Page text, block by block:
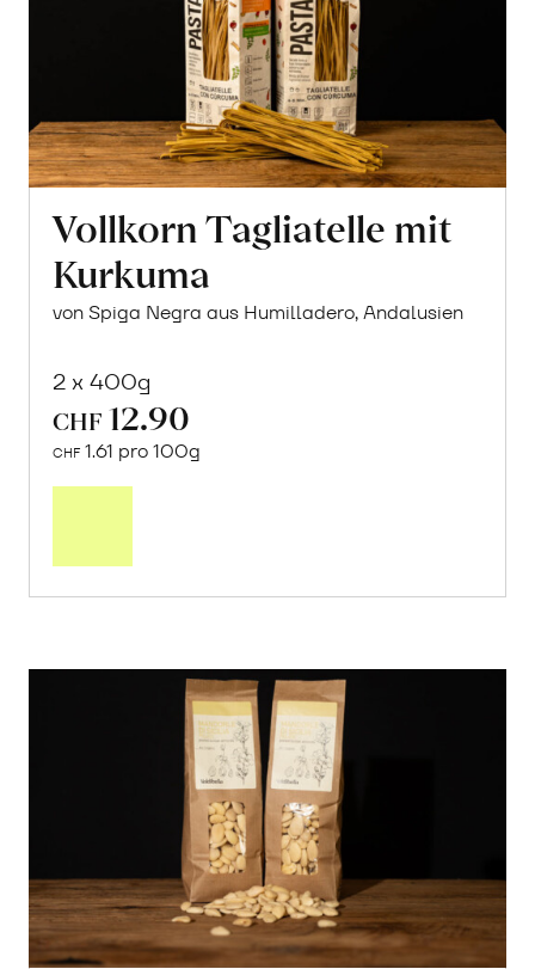
Vollkorn Tagliatelle mit
Kurkuma
von Spiga Negra aus Humilladero, Andalusien
2 x 400g
CHF 12.90
CHF 1.61 pro 100g